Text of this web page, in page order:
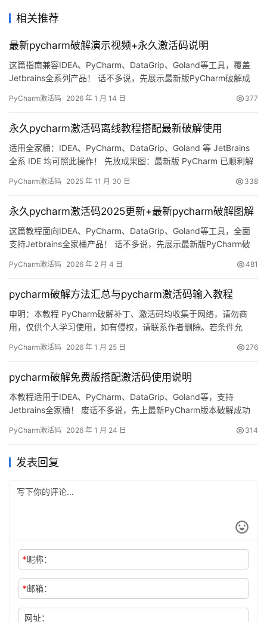
相关推荐
最新pycharm破解演示视频+永久激活码说明
这篇指南兼容IDEA、PyCharm、DataGrip、Goland等工具，覆盖
Jetbrains全系列产品！ 话不多说，先展示最新版PyCharm破解成
来，我将通过图文详解的方式，手把手教你如何将PyCharm激活至
系统是Windo…
PyCharm激活码 2026 年 1 月 14 日 377
永久pycharm激活码离线教程搭配最新破解使用
适用全家桶：IDEA、PyCharm、DataGrip、Goland 等 JetBrains
全系 IDE 均可照此操作！ 先放成果图：最新版 PyCharm 已顺利解
活到 2099 年。老版本同样适用，无论 Windows / macOS /
PyCharm激活码 2025 年 11 月 30 日 338
永久pycharm激活码2025更新+最新pycharm破解图解
这篇教程面向IDEA、PyCharm、DataGrip、Goland等工具，全面
支持Jetbrains全家桶产品！ 话不多说，先展示最新版PyCharm破
常给力！ 接下来，我将通过图文结合的方式，详细演示如何将
版本！ 无论您使用的…
PyCharm激活码 2026 年 2 月 4 日 481
pycharm破解方法汇总与pycharm激活码输入教程
申明：本教程 PyCharm破解补丁、激活码均收集于网络，请勿商
用，仅供个人学习使用，如有侵权，请联系作者删除。若条件允
器，功能强大，适用于 Windows、Mac 和 Linux 系统。本文将详细
是什么版本、什么操作系统…
PyCharm激活码 2026 年 1 月 25 日 276
pycharm破解免费版搭配激活码使用说明
本教程适用于IDEA、PyCharm、DataGrip、Goland等，支持
Jetbrains全家桶！ 废话不多说，先上最新PyCharm版本破解成功
来，我就将通过图文的方式, 来详细讲解如何激活 PyCharm至
是Windo…
PyCharm激活码 2026 年 1 月 24 日 314
发表回复
*昵称：
*邮箱：
网址：